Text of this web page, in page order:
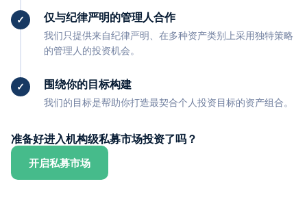
仅与纪律严明的管理人合作
我们只提供来自纪律严明、在多种资产类别上采用独特策略
的管理人的投资机会。
围绕你的目标构建
我们的目标是帮助你打造最契合个人投资目标的资产组合。
准备好进入机构级私募市场投资了吗？
开启私募市场